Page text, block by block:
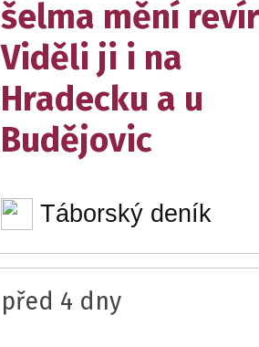
šelma mění
Viděli ji i na
Hradecku a u
Budějovic
Táborský deník
před 4 dny